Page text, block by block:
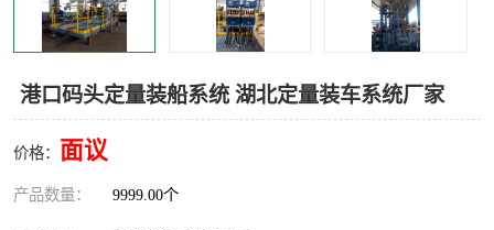
港口码头定量装船系统 湖北定量装车系统厂家
价格： 面议
产品数量： 9999.00个
浮动出油装置